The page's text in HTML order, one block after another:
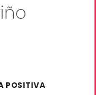
POSITIVA